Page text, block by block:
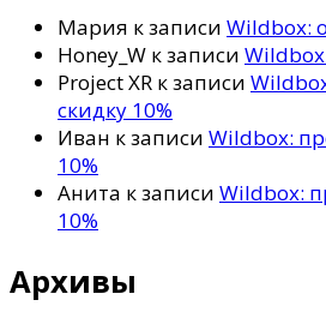
Мария к записи Wildbox:
Honey_W к записи
Project XR к записи
скидку 10%
Иван к записи Wildbox:
10%
Анита к записи Wildbox:
10%
Архивы